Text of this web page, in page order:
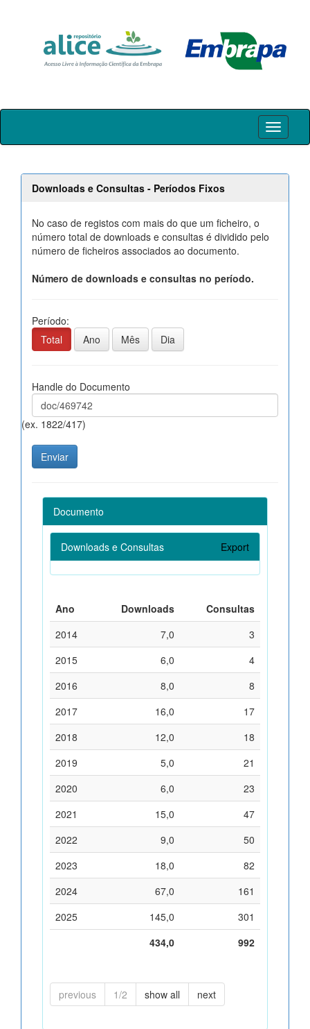
Skip
Downloads e Consultas - Períodos Fixos
No caso de registos com mais do que um ficheiro, o
número total de downloads e consultas é dividido pelo
número de ficheiros associados ao documento.
Número de downloads e consultas no período.
Período:
Total
Ano Mês Dia
Handle do Documento
(ex. 1822/417)
Documento
Downloads e Consultas Export
Ano Downloads
Consultas
2014
7,0
3
2015
6,0
4
2016
8,0
8
2017
16,0
17
2018
12,0
18
2019
5,0
21
2020
6,0
23
2021
15,0
47
2022
9,0
50
2023
18,0
82
2024
67,0
161
2025
145,0
301
434,0
992
previous 1/2 show all next